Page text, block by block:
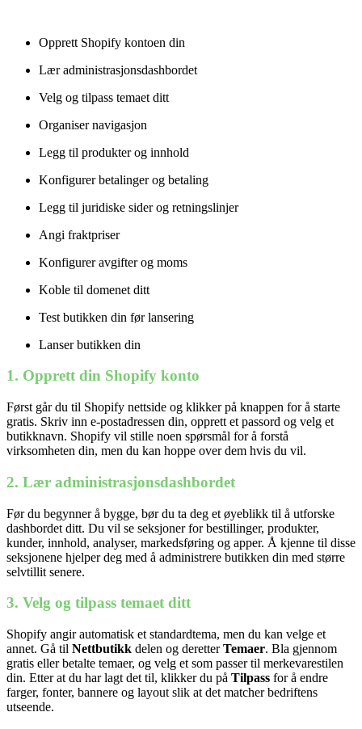
Opprett Shopify kontoen din
Lær administrasjonsdashbordet
Velg og tilpass temaet ditt
Organiser navigasjon
Legg til produkter og innhold
Konfigurer betalinger og betaling
Legg til juridiske sider og retningslinjer
Angi fraktpriser
Konfigurer avgifter og moms
Koble til domenet ditt
Test butikken din før lansering
Lanser butikken din
1. Opprett din Shopify konto
Først går du til Shopify nettside og klikker på knappen for å starte
gratis. Skriv inn e-postadressen din, opprett et passord og velg et
butikknavn. Shopify vil stille noen spørsmål for å forstå
virksomheten din, men du kan hoppe over dem hvis du vil.
2. Lær administrasjonsdashbordet
Før du begynner å bygge, bør du ta deg et øyeblikk til å utforske
dashbordet ditt. Du vil se seksjoner for bestillinger, produkter,
kunder, innhold, analyser, markedsføring og apper. Å kjenne til disse
seksjonene hjelper deg med å administrere butikken din med større
selvtillit senere.
3. Velg og tilpass temaet ditt
Shopify angir automatisk et standardtema, men du kan velge et
annet. Gå til Nettbutikk delen og deretterTemaer. Bla gjennom
gratis eller betalte temaer, og velg et som passer til merkevarestilen
din. Etter at du har lagt det til, klikker du på Tilpass for å endre
farger, fonter, bannere og layout slik at det matcher bedriftens
utseende.
Preferanser
Statistikk
Markedsføring